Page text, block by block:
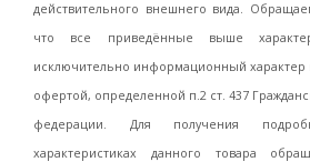
действительного внешнего вида.
что все приведённые выше
исключительно информационный характер
офертой, определенной п.2 ст. 437
федерации. Для получения
характеристиках данного товара